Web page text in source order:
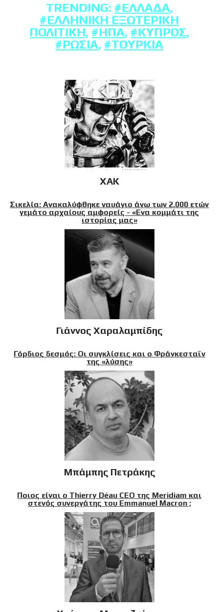
TRENDING: #ΕΛΛΆΔΑ,
#ΕΛΛΗΝΙΚΉ ΕΞΩΤΕΡΙΚΉ
ΠΟΛΙΤΙΚΉ, #ΗΠΑ, #ΚΎΠΡΟΣ,
#ΡΩΣΊΑ, #ΤΟΥΡΚΊΑ
XAK
Σικελία: Ανακαλύφθηκε ναυάγιο άνω των 2.000 ετών
γεμάτο αρχαίους αμφορείς - «Ενα κομμάτι της
ιστορίας μας»
Γιάννος Χαραλαμπίδης
Γόρδιος δεσμός: Οι συγκλίσεις και ο Φράνκεσταϊν
της «λύσης»
Μπάμπης Πετράκης
Ποιος είναι ο Thierry Déau CEO της Meridiam και
στενός συνεργάτης του Emmanuel Macron ;